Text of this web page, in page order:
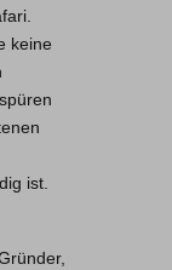
keine
ist.